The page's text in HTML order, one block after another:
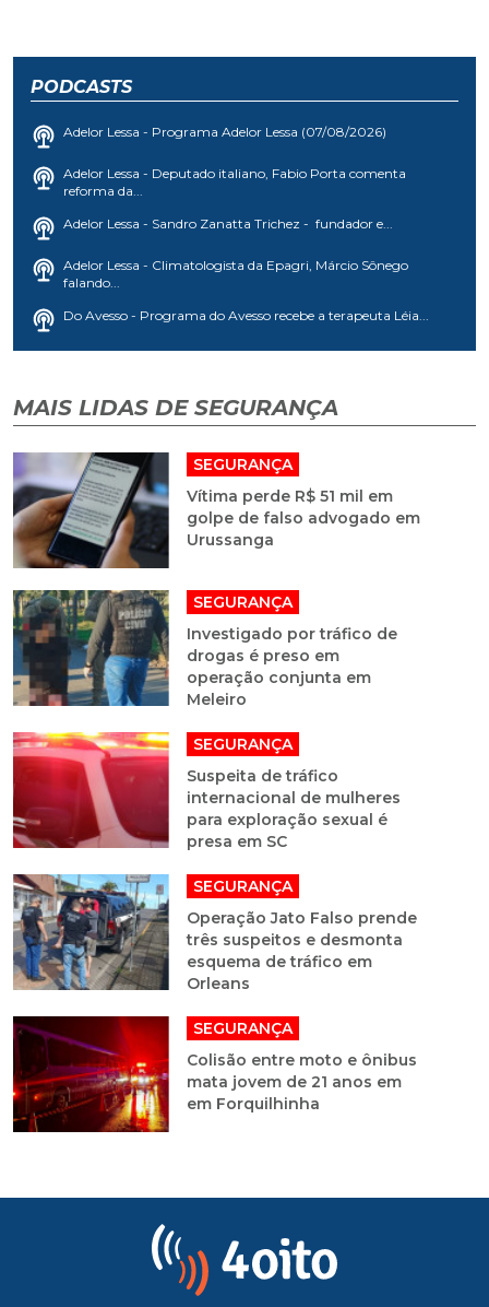
PODCASTS
Adelor Lessa - Programa Adelor Lessa (07/08/2026)
Adelor Lessa - Deputado italiano, Fabio Porta comenta
reforma da...
Adelor Lessa - Sandro Zanatta Trichez - fundador e...
Adelor Lessa - Climatologista da Epagri, Márcio Sônego
falando...
Do Avesso - Programa do Avesso recebe a terapeuta Léia...
MAIS LIDAS DE SEGURANÇA
SEGURANÇA
Vítima perde R$ 51 mil em
golpe de falso advogado em
Urussanga
SEGURANÇA
Investigado por tráfico de
drogas é preso em
operação conjunta em
Meleiro
SEGURANÇA
Suspeita de tráfico
internacional de mulheres
para exploração sexual é
presa em SC
SEGURANÇA
Operação Jato Falso prende
três suspeitos e desmonta
esquema de tráfico em
Orleans
SEGURANÇA
Colisão entre moto e ônibus
mata jovem de 21 anos em
em Forquilhinha